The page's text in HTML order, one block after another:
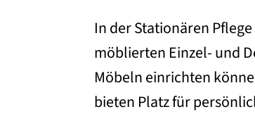
In der Stationären
möblierten Einzel- und
Möbeln einrichten
bieten Platz für